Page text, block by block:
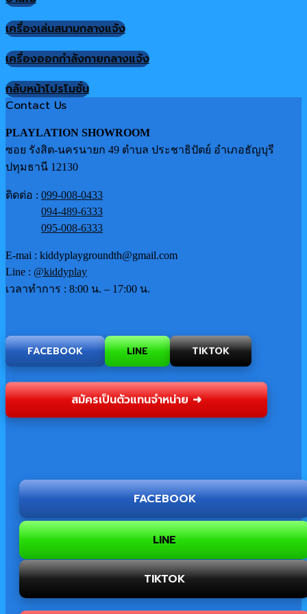
เครื่องเล่นสนามกลางแจ้ง
เครื่องออกกำลังกายกลางแจ้ง
กลับหน้าโปรโมชั่น
Contact Us
PLAYLATION SHOWROOM
ซอย รังสิต-นครนายก 49 ตำบล ประชาธิปัตย์ อำเภอธัญบุรี
ปทุมธานี 12130
ติดต่อ : 099-008-0433
094-489-6333
095-008-6333
E-mai : kiddyplaygroundth@gmail.com
Line : @kiddyplay
เวลาทำการ : 8:00 น. – 17:00 น.
FACEBOOK LINE TIKTOK
สมัครเป็นตัวแทนจำหน่าย ➜
FACEBOOK
LINE
TIKTOK